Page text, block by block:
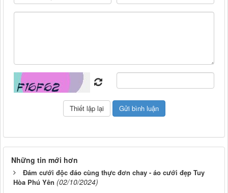
Những tin mới hơn
Đám cưới độc đáo cùng thực đơn chay - áo cưới đẹp Tuy
Hòa Phú Yên (02/10/2024)